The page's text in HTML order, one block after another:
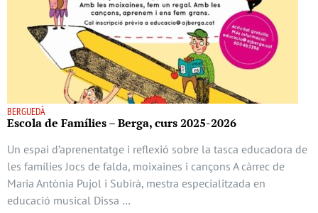
BERGUEDÀ
Escola de Famílies – Berga, curs 2025-2026
Un espai d’aprenentatge i reflexió sobre la tasca educadora de
les famílies Jocs de falda, moixaines i cançons A càrrec de
Maria Antònia Pujol i Subirà, mestra especialitzada en
educació musical Dissa …